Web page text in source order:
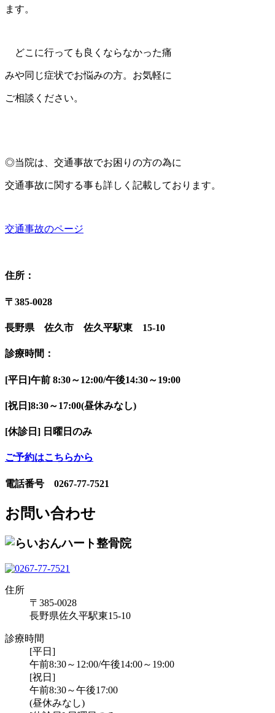
ます。
どこに行っても良くならなかった痛
みや同じ症状でお悩みの方。お気軽に
ご相談ください。
◎当院は、交通事故でお困りの方の為に
交通事故に関する事も詳しく記載しております。
交通事故のページ
住所：
〒385-0028
長野県 佐久市 佐久平駅東 15-10
診療時間：
[平日]午前 8:30～12:00/午後14:30～19:00
[祝日]8:30～17:00(昼休みなし)
[休診日] 日曜日のみ
ご予約はこちらから
電話番号 0267-77-7521
お問い合わせ
住所
〒385-0028
長野県佐久平駅東15-10
診療時間
[平日]
午前8:30～12:00/午後14:00～19:00
[祝日]
午前8:30～午後17:00
(昼休みなし)